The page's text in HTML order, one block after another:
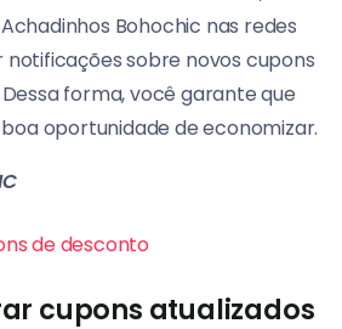
Bohochic nas redes
sobre novos cupons
forma, você garante que
oportunidade de economizar.
de desconto
cupons atualizados